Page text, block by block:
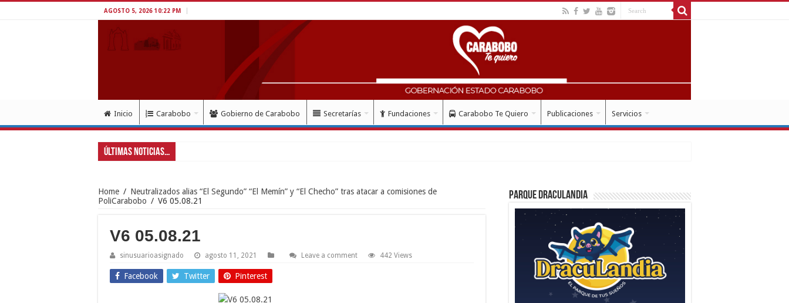
AGOSTO 5, 2026 10:22 PM
Inicio Carabobo Gobierno de Carabobo Secretarías Fundaciones Carabobo Te Quiero Publicaciones Servicios
Últimas Noticias...
Home / Neutralizados alias “El Segundo” “El Memín” y “El Checho” tras atacar a comisiones de
PoliCarabobo / V6 05.08.21
V6 05.08.21
sinusuarioasignado agosto 11, 2021 Leave a comment 442 Views
Facebook Twitter Pinterest
Parque Draculandia